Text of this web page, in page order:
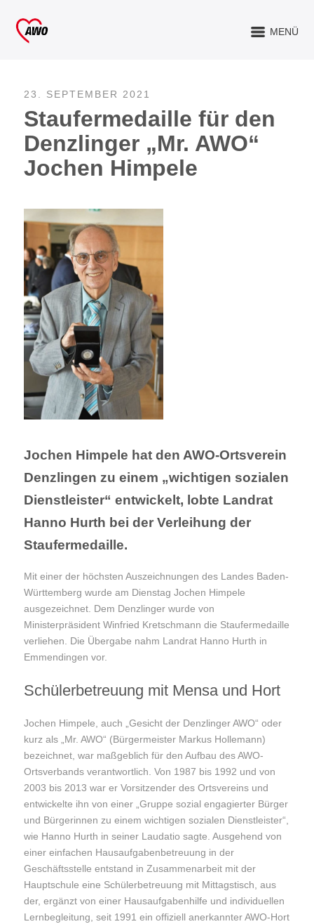
MENÜ
23. SEPTEMBER 2021
Staufermedaille für den
Denzlinger „Mr. AWO“
Jochen Himpele
Jochen Himpele hat den AWO-Ortsverein
Denzlingen zu einem „wichtigen sozialen
Dienstleister“ entwickelt, lobte Landrat
Hanno Hurth bei der Verleihung der
Staufermedaille.
Mit einer der höchsten Auszeichnungen des Landes Baden-
Württemberg wurde am Dienstag Jochen Himpele
ausgezeichnet. Dem Denzlinger wurde von
Ministerpräsident Winfried Kretschmann die Staufermedaille
verliehen. Die Übergabe nahm Landrat Hanno Hurth in
Emmendingen vor.
Schülerbetreuung mit Mensa und Hort
Jochen Himpele, auch „Gesicht der Denzlinger AWO“ oder
kurz als „Mr. AWO“ (Bürgermeister Markus Hollemann)
bezeichnet, war maßgeblich für den Aufbau des AWO-
Ortsverbands verantwortlich. Von 1987 bis 1992 und von
2003 bis 2013 war er Vorsitzender des Ortsvereins und
entwickelte ihn von einer „Gruppe sozial engagierter Bürger
und Bürgerinnen zu einem wichtigen sozialen Dienstleister“,
wie Hanno Hurth in seiner Laudatio sagte. Ausgehend von
einer einfachen Hausaufgabenbetreuung in der
Geschäftsstelle entstand in Zusammenarbeit mit der
Hauptschule eine Schülerbetreuung mit Mittagstisch, aus
der, ergänzt von einer Hausaufgabenhilfe und individuellen
Lernbegleitung, seit 1991 ein offiziell anerkannter AWO-Hort